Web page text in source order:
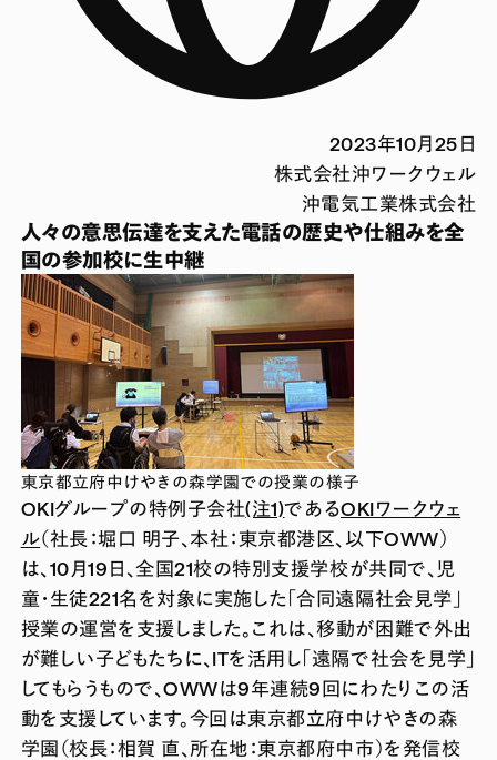
2023年10月25日
株式会社沖ワークウェル
沖電気工業株式会社
人々の意思伝達を支えた電話の歴史や仕組みを全
国の参加校に生中継
東京都立府中けやきの森学園での授業の様子
OKIグループの特例子会社(注1)であるOKIワークウェ
ル（社長：堀口 明子、本社：東京都港区、以下OWW）
は、10月19日、全国21校の特別支援学校が共同で、児
童・生徒221名を対象に実施した「合同遠隔社会見学」
授業の運営を支援しました。これは、移動が困難で外出
が難しい子どもたちに、ITを活用し「遠隔で社会を見学」
してもらうもので、OWWは9年連続9回にわたりこの活
動を支援しています。今回は東京都立府中けやきの森
学園（校長：相賀 直、所在地：東京都府中市）を発信校